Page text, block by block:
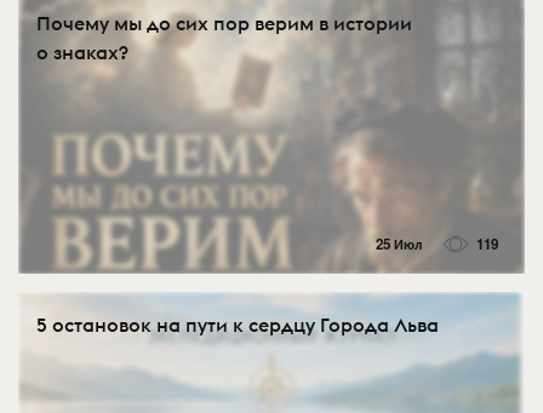
Почему мы до сих пор верим в истории
о знаках?
25 Июл 119
5 остановок на пути к сердцу Города Льва